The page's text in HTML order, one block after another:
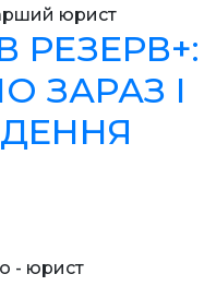
юрист
РЕЗЕРВ+:
ЗАРАЗ І
- юрист